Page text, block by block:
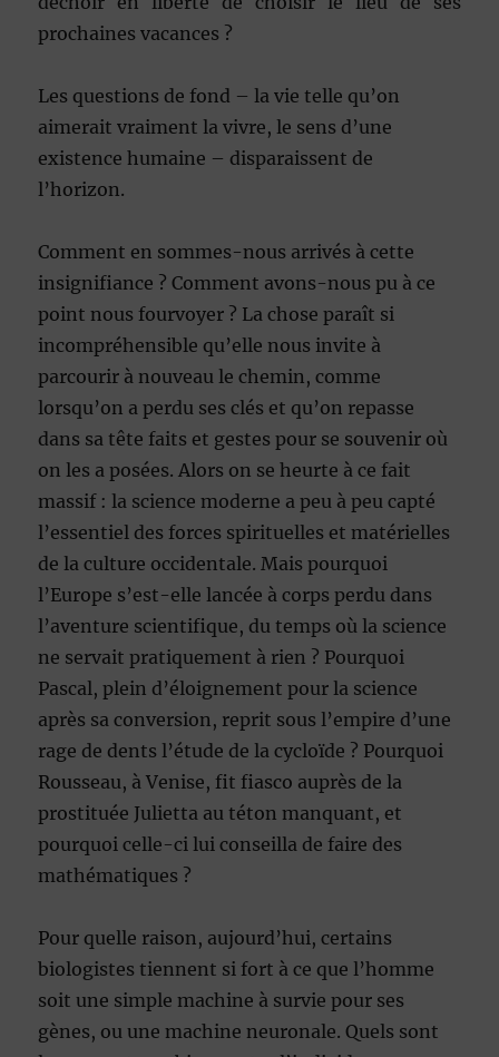
prochaines vacances ?
Les questions de fond – la vie telle qu’on
aimerait vraiment la vivre, le sens d’une
existence humaine – disparaissent de
l’horizon.
Comment en sommes-nous arrivés à cette
insignifiance ? Comment avons-nous pu à ce
point nous fourvoyer ? La chose paraît si
incompréhensible qu’elle nous invite à
parcourir à nouveau le chemin, comme
lorsqu’on a perdu ses clés et qu’on repasse
dans sa tête faits et gestes pour se souvenir où
on les a posées. Alors on se heurte à ce fait
massif : la science moderne a peu à peu capté
l’essentiel des forces spirituelles et matérielles
de la culture occidentale. Mais pourquoi
l’Europe s’est-elle lancée à corps perdu dans
l’aventure scientifique, du temps où la science
ne servait pratiquement à rien ? Pourquoi
Pascal, plein d’éloignement pour la science
après sa conversion, reprit sous l’empire d’une
rage de dents l’étude de la cycloïde ? Pourquoi
Rousseau, à Venise, fit fiasco auprès de la
prostituée Julietta au téton manquant, et
pourquoi celle-ci lui conseilla de faire des
mathématiques ?
Pour quelle raison, aujourd’hui, certains
biologistes tiennent si fort à ce que l’homme
soit une simple machine à survie pour ses
gènes, ou une machine neuronale. Quels sont